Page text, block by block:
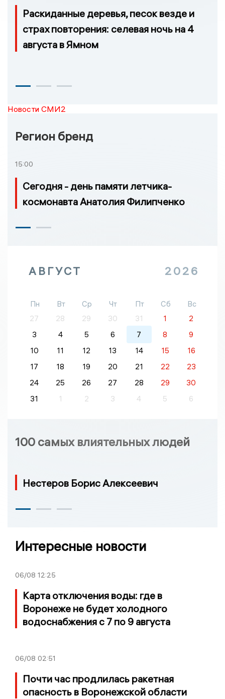
Раскиданные деревья, песок везде и
страх повторения: селевая ночь на 4
августа в Ямном
Новости СМИ2
Регион бренд
15:00
Сегодня - день памяти летчика-
космонавта Анатолия Филипченко
АВГУСТ 2026
Пн Вт Ср Чт Пт Сб
Вс
27
28 29 30 31 1
2
3
4 5 6 7 8
9
10
11 12 13 14 15
16
17
18 19 20 21 22
23
24
25 26 27 28 29
30
31
1 2 3 4 5 6
100 самых влиятельных людей
Нестеров Борис Алексеевич
Интересные новости
06/08 12:25
Карта отключения воды: где в
Воронеже не будет холодного
водоснабжения с 7 по 9 августа
06/08 02:51
Почти час продлилась ракетная
опасность в Воронежской области